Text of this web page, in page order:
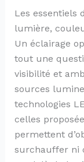
Les essentiels
lumière,
Un éclairage
tout une
visibilité et
sources
technologies
celles
permettent
surchauffer ni